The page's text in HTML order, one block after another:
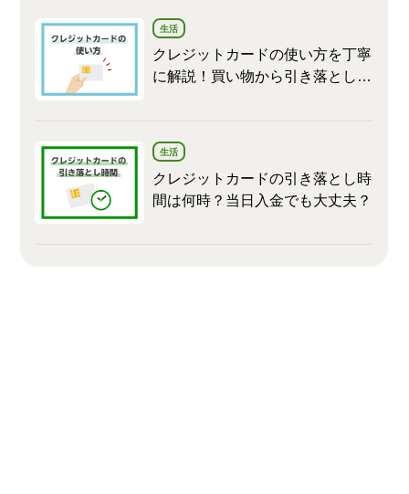
生活
クレジットカードの使い方を丁寧
に解説！買い物から引き落としま
生活
クレジットカードの引き落とし時
間は何時？当日入金でも大丈夫？